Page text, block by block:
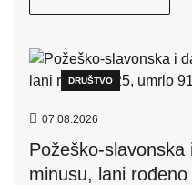
DRUŠTVO
07.08.2026
Požeško-
minusu, lani